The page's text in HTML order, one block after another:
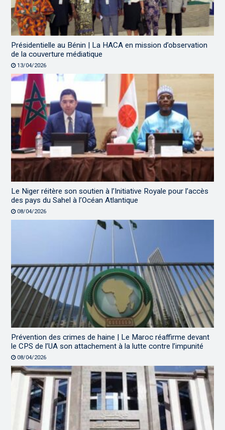
Présidentielle au Bénin | La HACA en mission d’observation
de la couverture médiatique
13/04/2026
Le Niger réitère son soutien à l’Initiative Royale pour l’accès
des pays du Sahel à l’Océan Atlantique
08/04/2026
Prévention des crimes de haine | Le Maroc réaffirme devant
le CPS de l’UA son attachement à la lutte contre l’impunité
08/04/2026